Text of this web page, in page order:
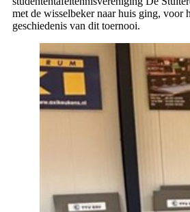
met de wisselbeker naar huis ging, voor
geschiedenis van dit toernooi.